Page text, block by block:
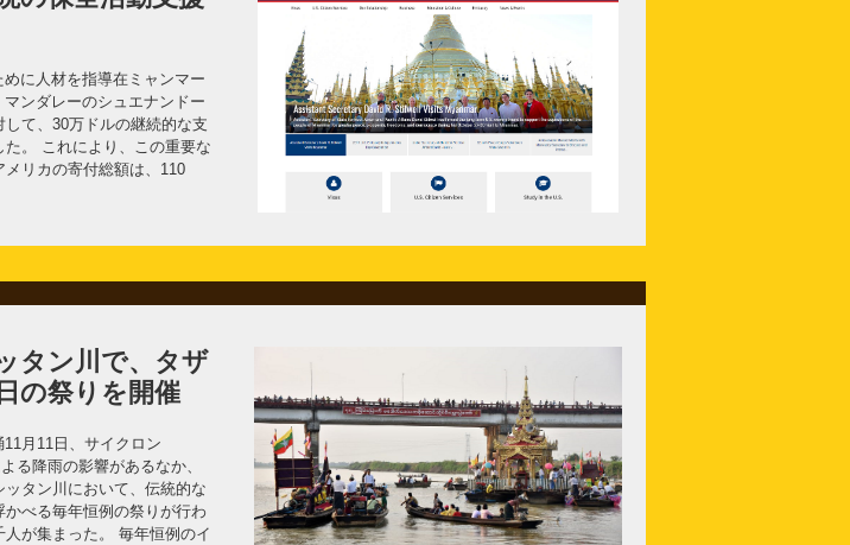
に人材を指導在ミャンマー
ンダレーのシュエナンドー
て、30万ドルの継続的な支
。 これにより、この重要な
リカの寄付総額は、110
タン川で、タザ
の祭りを開催
月11日、サイクロン
る降雨の影響があるなか、
タン川において、伝統的な
べる毎年恒例の祭りが行わ
が集まった。 毎年恒例のイ